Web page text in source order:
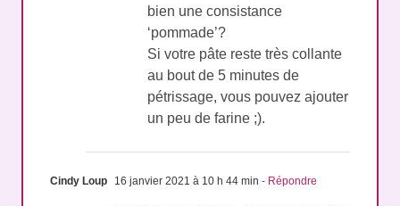
bien une consistance
‘pommade’?
Si votre pâte reste très collante
au bout de 5 minutes de
pétrissage, vous pouvez ajouter
un peu de farine ;).
Cindy Loup 16 janvier 2021 à 10 h 44 min - Répondre